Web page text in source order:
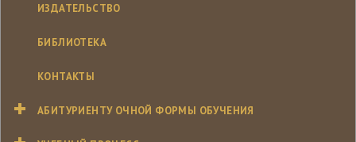
ИЗДАТЕЛЬСТВО
БИБЛИОТЕКА
КОНТАКТЫ
АБИТУРИЕНТУ ОЧНОЙ ФОРМЫ ОБУЧЕНИЯ